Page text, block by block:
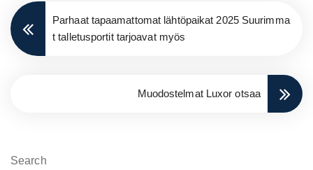
Parhaat tapaamattomat lähtöpaikat 2025 Suurimma
t talletusportit tarjoavat myös
Muodostelmat Luxor otsaa
Search